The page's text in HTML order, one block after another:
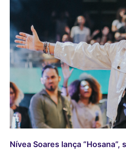
Nívea Soares lança “Hosana”,